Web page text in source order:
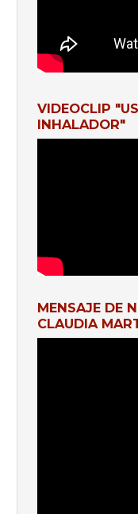
VIDEOCLIP
INHALADOR"
MENSAJE DE
CLAUDIA